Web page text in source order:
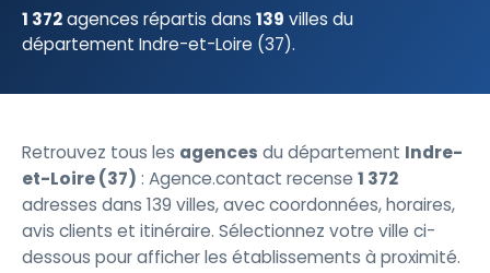
1 372agences répartis dans 139 villes du
département Indre-et-Loire (37).
Retrouvez tous les agences du département Indre-
et-Loire (37) : Agence.contact recense 1 372
adresses dans 139 villes, avec coordonnées, horaires,
avis clients et itinéraire. Sélectionnez votre ville ci-
dessous pour afficher les établissements à proximité.